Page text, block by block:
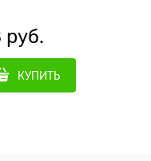
руб.
КУПИТЬ